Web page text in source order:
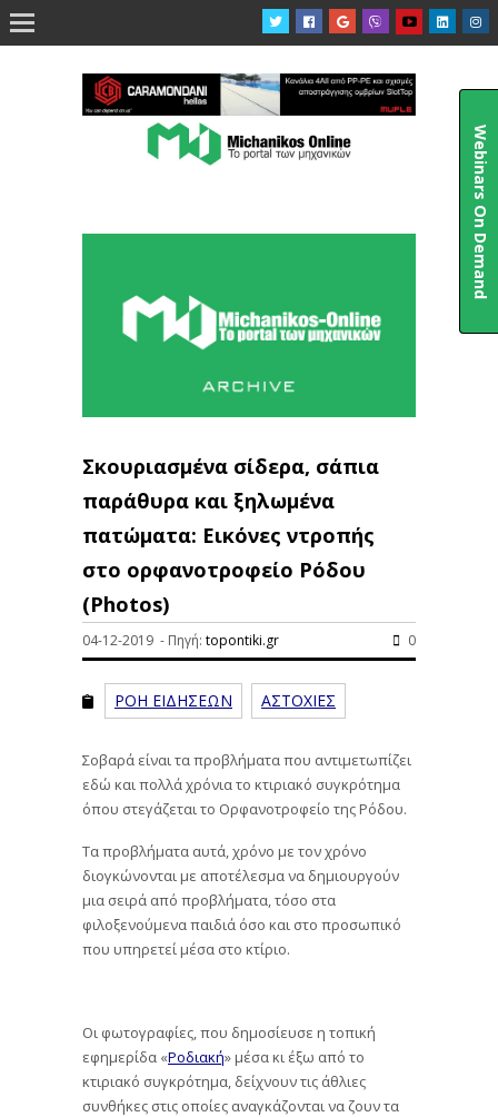

Σκουριασμένα σίδερα, σάπια
παράθυρα και ξηλωμένα
πατώματα: Εικόνες ντροπής
στο ορφανοτροφείο Ρόδου
(Photos)
04-12-2019 - Πηγή: topontiki.gr 0
ΡΟΗ ΕΙΔΗΣΕΩΝ ΑΣΤΟΧΙΕΣ
Σοβαρά είναι τα προβλήματα που αντιμετωπίζει
εδώ και πολλά χρόνια το κτιριακό συγκρότημα
όπου στεγάζεται το Ορφανοτροφείο της Ρόδου.
Τα προβλήματα αυτά, χρόνο με τον χρόνο
διογκώνονται με αποτέλεσμα να δημιουργούν
μια σειρά από προβλήματα, τόσο στα
φιλοξενούμενα παιδιά όσο και στο προσωπικό
που υπηρετεί μέσα στο κτίριο.
Οι φωτογραφίες, που δημοσίευσε η τοπική
εφημερίδα «Ροδιακή» μέσα κι έξω από το
κτιριακό συγκρότημα, δείχνουν τις άθλιες
συνθήκες στις οποίες αναγκάζονται να ζουν τα
Webinars On Demand